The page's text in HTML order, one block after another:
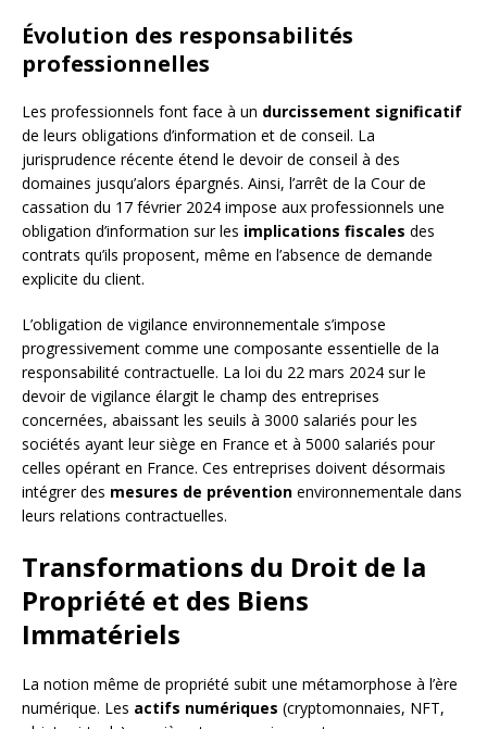
Évolution des responsabilités
professionnelles
Les professionnels font face à un durcissement significatif
de leurs obligations d’information et de conseil. La
jurisprudence récente étend le devoir de conseil à des
domaines jusqu’alors épargnés. Ainsi, l’arrêt de la Cour de
cassation du 17 février 2024 impose aux professionnels une
obligation d’information sur les implications fiscales des
contrats qu’ils proposent, même en l’absence de demande
explicite du client.
L’obligation de vigilance environnementale s’impose
progressivement comme une composante essentielle de la
responsabilité contractuelle. La loi du 22 mars 2024 sur le
devoir de vigilance élargit le champ des entreprises
concernées, abaissant les seuils à 3000 salariés pour les
sociétés ayant leur siège en France et à 5000 salariés pour
celles opérant en France. Ces entreprises doivent désormais
intégrer des mesures de prévention environnementale dans
leurs relations contractuelles.
Transformations du Droit de la
Propriété et des Biens
Immatériels
La notion même de propriété subit une métamorphose à l’ère
numérique. Les actifs numériques (cryptomonnaies, NFT,